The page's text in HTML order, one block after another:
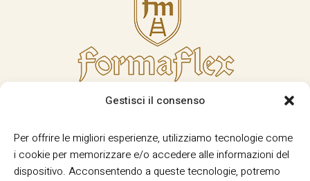
Gestisci il consenso
Per offrire le migliori esperienze, utilizziamo tecnologie come
i cookie per memorizzare e/o accedere alle informazioni del
dispositivo. Acconsentendo a queste tecnologie, potremo